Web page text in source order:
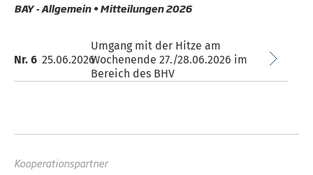
BAY - Allgemein • Mitteilungen 2026
Nr. 6 25.06.2026
Umgang mit der Hitze am
Wochenende 27./28.06.2026 im
Bereich des BHV
Kooperationspartner